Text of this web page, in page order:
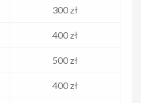
300 zł
400 zł
500 zł
400 zł